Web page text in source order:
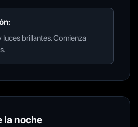
luces brillantes. Comienza
la noche